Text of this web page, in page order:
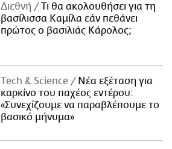
Διεθνή
Τι θα ακολουθήσει για τη
βασίλισσα Καμίλα εάν πεθάνει
πρώτος ο βασιλιάς Κάρολος;
Τech & Science
Νέα εξέταση για
καρκίνο του παχέος εντέρου:
«Συνεχίζουμε να παραβλέπουμε το
βασικό μήνυμα»